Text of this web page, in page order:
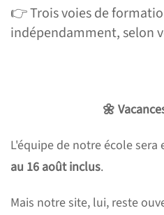
👉 Trois voies de
indépendamment, selon
🌼
L'équipe de notre école sera
au 16 août inclus.
Mais notre site, lui, reste